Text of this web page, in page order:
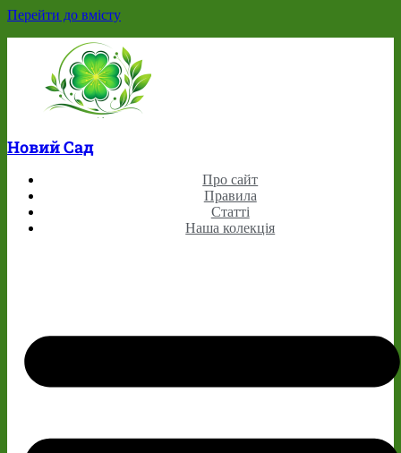
Перейти до вмісту
Новий Сад
Про сайт
Правила
Статті
Наша колекція